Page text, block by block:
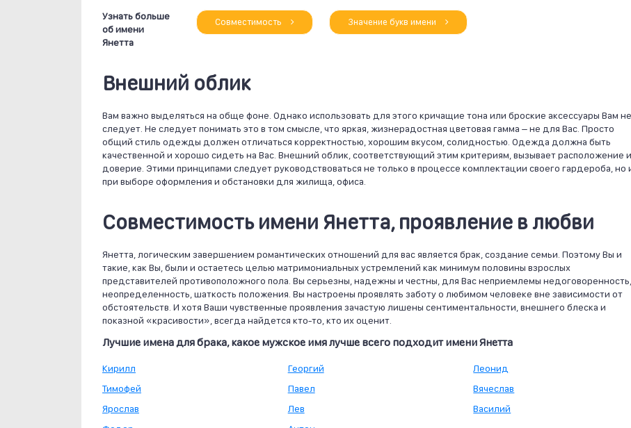
Узнать больше
об имени
Янетта
Совместимость Значение букв имени
Внешний облик
Вам важно выделяться на обще фоне. Однако использовать для этого кричащие тона или броские аксессуары Вам не
следует. Не следует понимать это в том смысле, что яркая, жизнерадостная цветовая гамма – не для Вас. Просто
общий стиль одежды должен отличаться корректностью, хорошим вкусом, солидностью. Одежда должна быть
качественной и хорошо сидеть на Вас. Внешний облик, соответствующий этим критериям, вызывает расположение и
доверие. Этими принципами следует руководствоваться не только в процессе комплектации своего гардероба, но
при выборе оформления и обстановки для жилища, офиса.
Совместимость имени Янетта, проявление в любви
Янетта, логическим завершением романтических отношений для вас является брак, создание семьи. Поэтому Вы и
такие, как Вы, были и остаетесь целью матримониальных устремлений как минимум половины взрослых
представителей противоположного пола. Вы серьезны, надежны и честны, для Вас неприемлемы недоговоренность,
неопределенность, шаткость положения. Вы настроены проявлять заботу о любимом человеке вне зависимости от
обстоятельств. И хотя Ваши чувственные проявления зачастую лишены сентиментальности, внешнего блеска и
показной «красивости», всегда найдется кто-то, кто их оценит.
Лучшие имена для брака, какое мужское имя лучше всего подходит имени Янетта
Кирилл
Тимофей
Ярослав
Георгий
Павел
Лев
Леонид
Вячеслав
Василий